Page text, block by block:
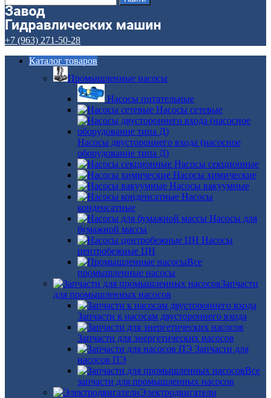
+7 (963) 271-50-28
Каталог товаров
Промышленные насосы
Насосы питательные
Насосы сетевые
Насосы двустороннего входа (насосное
оборудование типа Д)
Насосы секционные
Насосы химические
Насосы вакуумные
Насосы
конденсатные
Насосы для
бумажной массы
Насосы
центробежные ЦН
Все
промышленные насосы
Запчасти
для промышленных насосов
Запчасти к насосам двустороннего входа
Запчасти для энергетических насосов
Запчасти для
насосов ПЭ
Все
запчасти для промышленных насосов
Электродвигатели